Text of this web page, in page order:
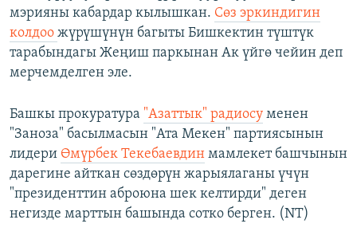
мэрияны кабардар кылышкан. Сөз эркиндигин
колдоо жүрүшүнүн багыты Бишкектин түштүк
тарабындагы Жеңиш паркынан Ак үйгө чейин деп
мерчемделген эле.
Башкы прокуратура "Азаттык" радиосу менен
"Заноза" басылмасын "Ата Мекен" партиясынын
лидери Өмүрбек Текебаевдин мамлекет башчынын
дарегине айткан сөздөрүн жарыялаганы үчүн
"президенттин аброюна шек келтирди" деген
негизде марттын башында сотко берген. (NT)